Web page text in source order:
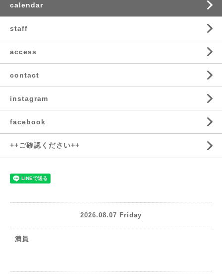
calendar
staff
access
contact
instagram
facebook
++ご確認ください++
2026.08.07 Friday
満員